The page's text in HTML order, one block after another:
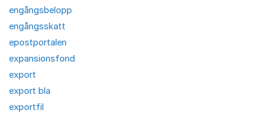
engångsbelopp
engångsskatt
epostportalen
expansionsfond
export
export bla
exportfil